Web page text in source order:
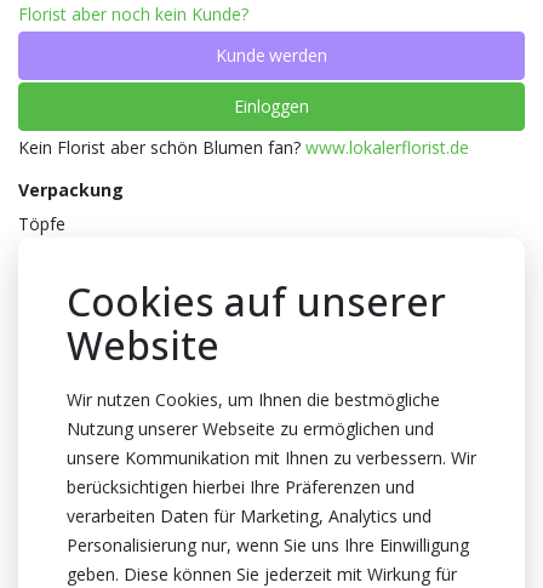
Florist aber noch kein Kunde?
Kunde werden
Einloggen
Kein Florist aber schön Blumen fan? www.lokalerflorist.de
Verpackung
Töpfe
Topfhöhe
Herkunftsland
Niederlande
Zertifikat
Cookies auf unserer
Website
Wir nutzen Cookies, um Ihnen die bestmögliche
Nutzung unserer Webseite zu ermöglichen und
unsere Kommunikation mit Ihnen zu verbessern. Wir
berücksichtigen hierbei Ihre Präferenzen und
verarbeiten Daten für Marketing, Analytics und
Personalisierung nur, wenn Sie uns Ihre Einwilligung
geben. Diese können Sie jederzeit mit Wirkung für